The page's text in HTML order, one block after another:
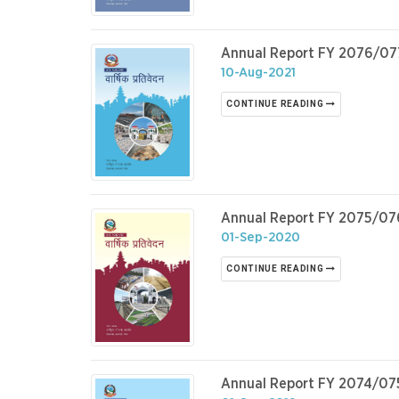
Annual Report FY 2076/
10-Aug-2021
CONTINUE READING
Annual Report FY 2075/
01-Sep-2020
CONTINUE READING
Annual Report FY 2074/